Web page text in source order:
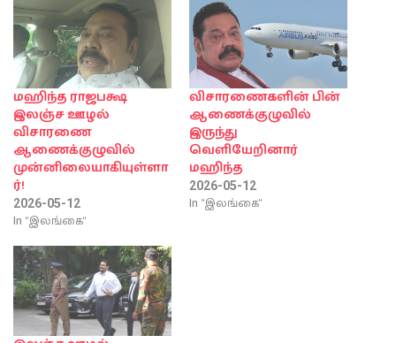
மஹிந்த ராஜபக்ஷ
இலஞ்ச ஊழல்
விசாரணை
ஆணைக்குழுவில்
முன்னிலையாகியுள்ளா
ர்!
2026-05-12
In "இலங்கை"
விசாரணைகளின் பின்
ஆணைக்குழுவில்
இருந்து
வெளியேறினார்
மஹிந்த
2026-05-12
In "இலங்கை"